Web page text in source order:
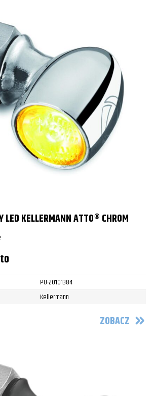
LED KELLERMANN ATTO® CHROM
PU-20101384
Kellermann
ZOBACZ